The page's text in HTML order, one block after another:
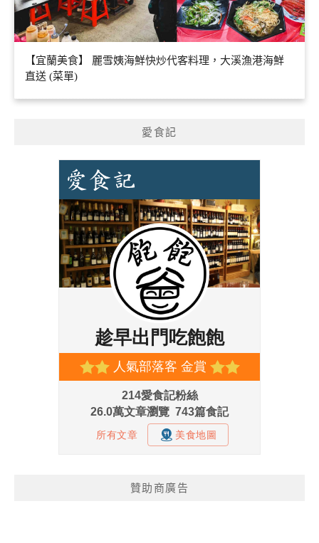
【宜蘭美食】 麗雪姨海鮮快炒代客料理，大溪漁港海鮮
直送 (菜單)
愛食記
贊助商廣告